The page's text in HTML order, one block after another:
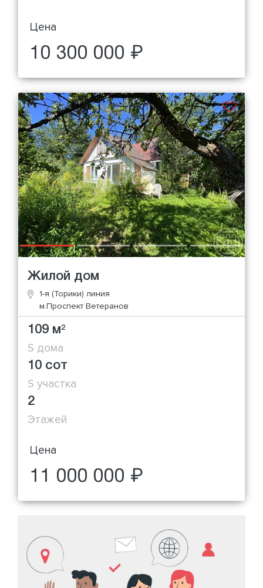
Цена
10 300 000 ₽
Жилой дом
1-я (Торики) линия
м.Проспект Ветеранов
109 м2
S дома
10 сот
S участка
2
Этажей
Цена
11 000 000 ₽